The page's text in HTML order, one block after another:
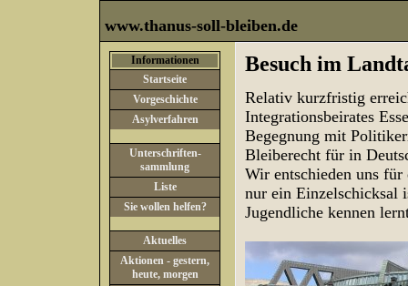
www.thanus-soll-bleiben.de
Informationen
Startseite
Vorgeschichte
Asylverfahren
Unterschriften-
sammlung
Liste
Sie wollen helfen?
Aktuelles
Aktionen - gestern,
heute, morgen
Besuch im
Relativ kurzfristig
Integrationsbeirates
Begegnung mit
Bleiberecht für in
Wir entschieden uns
nur ein Einzelschicksal
Jugendliche kennen